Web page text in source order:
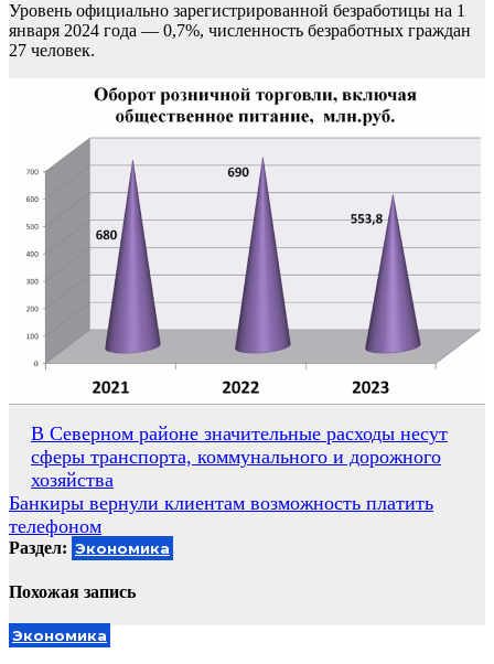
Уровень официально зарегистрированной безработицы на 1
января 2024 года — 0,7%, численность безработных граждан
27 человек.
Навигация
по
записям
В Северном районе значительные расходы несут
сферы транспорта, коммунального и дорожного
хозяйства
Банкиры вернули клиентам возможность платить
телефоном
Раздел: Экономика
Похожая запись
Экономика